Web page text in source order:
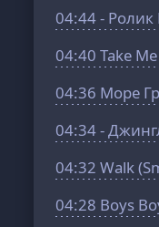
04:44- Ролик
04:40 Take
04:36 Море
04:34-
04:32 Walk
04:28 Boys